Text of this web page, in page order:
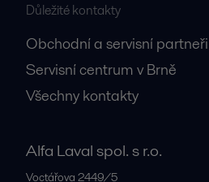
Důležité kontakty
Obchodní a servisní partneři
Servisní centrum v Brně
Všechny kontakty
Alfa Laval spol. s r.o.
Voctářova 2449/5